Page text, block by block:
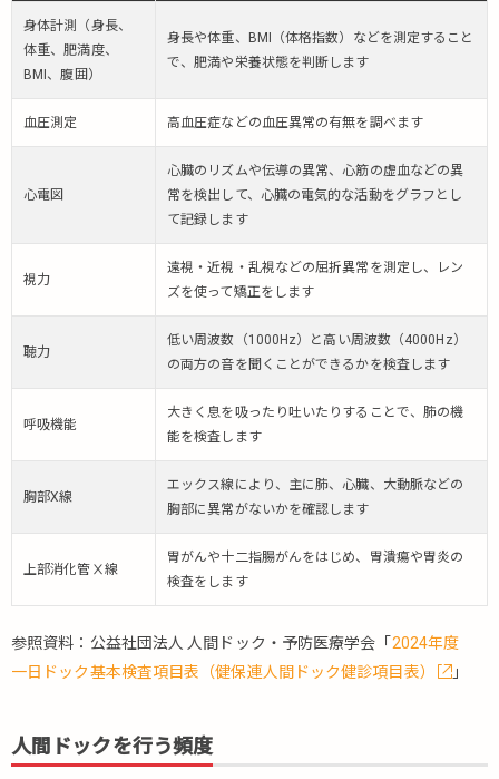
身体計測（身長、
体重、肥満度、
BMI、腹囲）
身長や体重、BMI（体格指数）などを測定すること
で、肥満や栄養状態を判断します
血圧測定 高血圧症などの血圧異常の有無を調べます
心電図
心臓のリズムや伝導の異常、心筋の虚血などの異
常を検出して、心臓の電気的な活動をグラフとし
て記録します
視力
遠視・近視・乱視などの屈折異常を測定し、レン
ズを使って矯正をします
聴力
低い周波数（1000Hz）と高い周波数（4000Hz）
の両方の音を聞くことができるかを検査します
呼吸機能
大きく息を吸ったり吐いたりすることで、肺の機
能を検査します
胸部X線
エックス線により、主に肺、心臓、大動脈などの
胸部に異常がないかを確認します
上部消化管Ⅹ線
胃がんや十二指腸がんをはじめ、胃潰瘍や胃炎の
検査をします
参照資料：公益社団法人 人間ドック・予防医療学会「 2024年度
一日ドック基本検査項目表（健保連人間ドック健診項目表）
」
人間ドックを行う頻度